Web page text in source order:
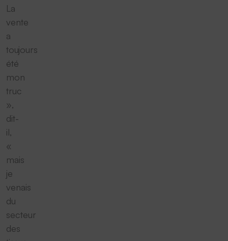
La
vente
a
toujours
été
mon
truc
»,
dit-
il,
«
mais
je
venais
du
secteur
des